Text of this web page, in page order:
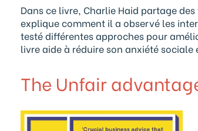
Dans ce livre, Charlie Haid partage
explique comment il a observé les
testé différentes approches pour
livre aide à réduire son anxiété sociale
The Unfair